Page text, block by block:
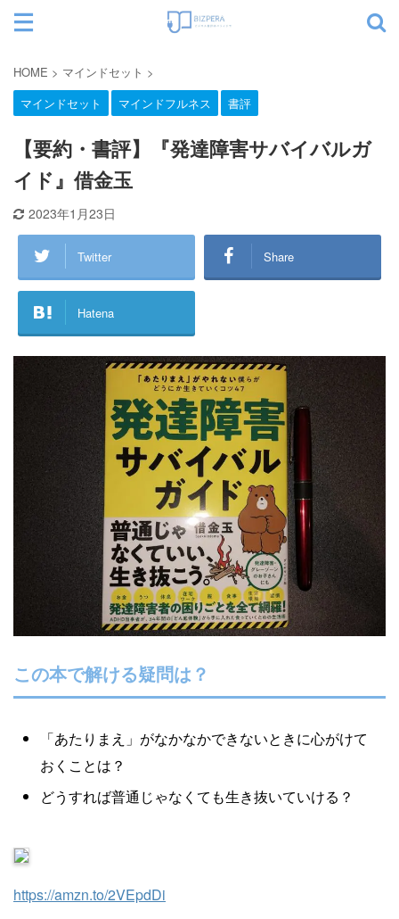
カテゴリー
Yusuke Motoyama
外資系コンサルティング会社を経て、経営大
学院に勤務。年間300冊読むなかで、絶対に
オススメできる本だけを厳選して紹介しま
す。著書『投資としての読書』。
Books&Apps（https://blog.tinect.jp/）にもた
まに寄稿しています。Amazonアソシエイト
プログラム参加中。 執筆など仕事のご依頼
は、問い合わせフォームにてご連絡くださ
HOME > マインドセット >
マインドセット
マインドフルネス 書評
【要約・書評】『発達障害サバイバルガ
イド』借金玉
2023年1月23日
Twitter Share
Hatena
この本で解ける疑問は？
「あたりまえ」がなかなかできないときに心がけて
おくことは？
どうすれば普通じゃなくても生き抜いていける？
https://amzn.to/2VEpdDi